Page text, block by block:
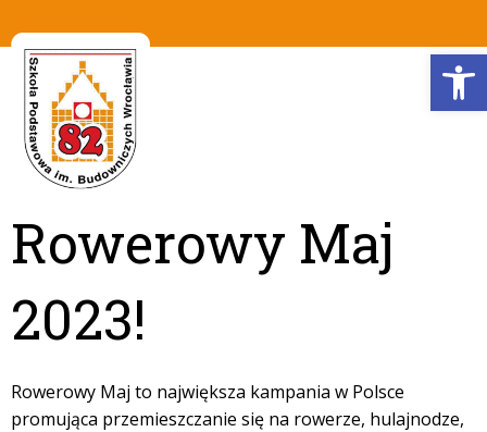
Rowerowy Maj
2023!
Rowerowy Maj to największa kampania w Polsce
promująca przemieszczanie się na rowerze, hulajnodze,